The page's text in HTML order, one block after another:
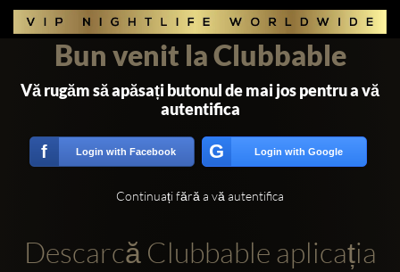
Bun venit la Clubbable
Vă rugăm să apăsați butonul de mai jos pentru a vă
autentifica
f Login with Facebook G Login with Google
Continuați fără a vă autentifica
Descarcă Clubbable aplicația